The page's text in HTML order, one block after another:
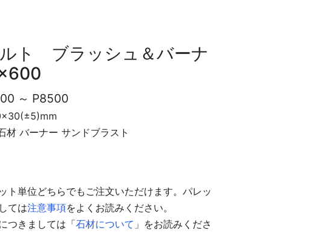
ト ブラッシュ＆バーナ
～ P8500
材 バーナー サンドブラスト
ト単位どちらでもご注文いただけます。パレッ
ては注意事項をよくお読みください。
つきましては「石材について 」をお読みくださ